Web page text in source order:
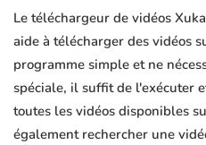
Le téléchargeur de vidéos
aide à télécharger des vidéos
programme simple et ne
spéciale, il suffit de l'exécuter
toutes les vidéos disponibles
également rechercher une